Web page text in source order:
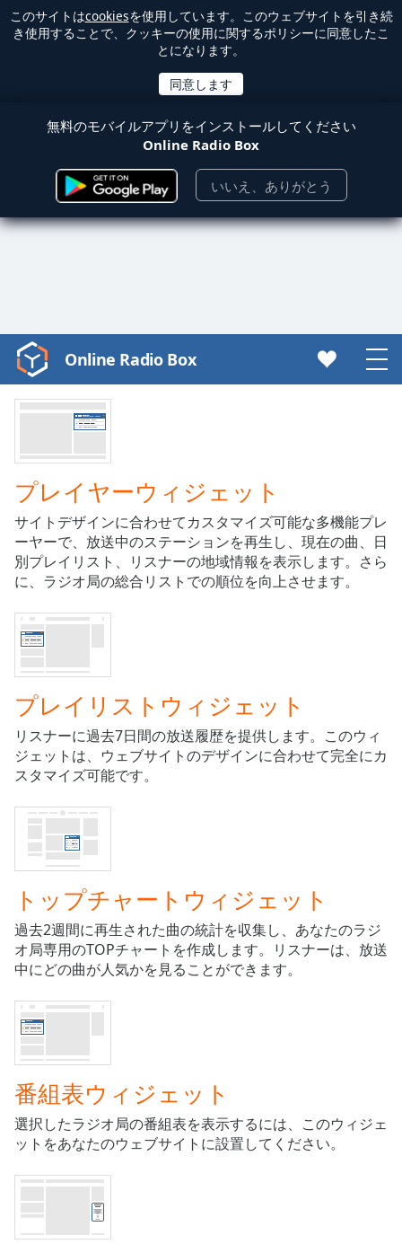
このサイトはcookiesを使用しています。このウェブサイトを引き続
き使用することで、クッキーの使用に関するポリシーに同意したこ
とになります。
無料のモバイルアプリをインストールしてください
Online Radio Box
いいえ、ありがとう
Video
Player
Video
Skip
Backward
Skip
Forward
Mute
Current
Time0:00
Duration
Loaded:
Stream
TypeLIVE
Seek to
live,
currently
Remaining
Time-
Playback
Rate
Chapters
Chapters
Descriptions
off,
selected
Subtitles
subtitles
settings ,
opens
Online Radio Box
プレイヤーウィジェット
サイトデザインに合わせてカスタマイズ可能な多機能プレ
ーヤーで、放送中のステーションを再生し、現在の曲、日
別プレイリスト、リスナーの地域情報を表示します。さら
に、ラジオ局の総合リストでの順位を向上させます。
プレイリストウィジェット
リスナーに過去7日間の放送履歴を提供します。このウィ
ジェットは、ウェブサイトのデザインに合わせて完全にカ
スタマイズ可能です。
トップチャートウィジェット
過去2週間に再生された曲の統計を収集し、あなたのラジ
オ局専用のTOPチャートを作成します。リスナーは、放送
中にどの曲が人気かを見ることができます。
番組表ウィジェット
選択したラジオ局の番組表を表示するには、このウィジェ
ットをあなたのウェブサイトに設置してください。